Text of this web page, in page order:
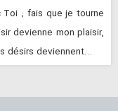
Toi ; fais que je tourne
devienne mon plaisir,
désirs deviennent…